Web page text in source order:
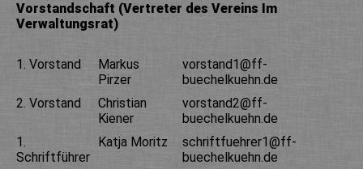
Vorstandschaft (Vertreter des Vereins Im
Verwaltungsrat)
1. Vorstand
Markus
Pirzer
vorstand1@ff-
buechelkuehn.de
2. Vorstand
Christian
Kiener
vorstand2@ff-
buechelkuehn.de
1.
Schriftführer
Katja Moritz
schriftfuehrer1@ff-
buechelkuehn.de